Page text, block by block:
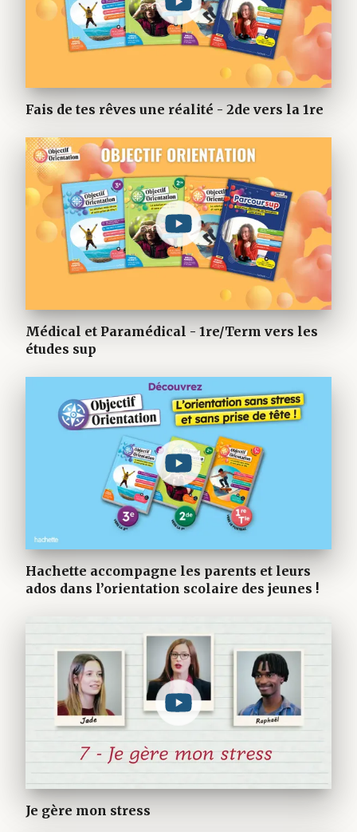
Fais de tes rêves une réalité - 2de vers la 1re
Médical et Paramédical - 1re/Term vers les
études sup
Hachette accompagne les parents et leurs
ados dans l’orientation scolaire des jeunes !
Je gère mon stress